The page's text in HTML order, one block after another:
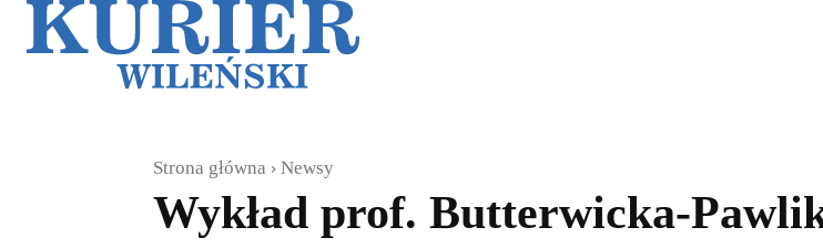
Strona główna Newsy
Wykład prof. Butterwicka-